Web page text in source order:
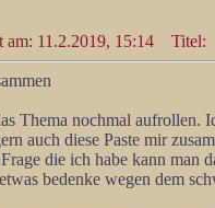
am: 11.2.2019, 15:14 Titel:
Thema nochmal aufrollen.
auch diese Paste mir
die ich habe kann man
bedenke wegen dem